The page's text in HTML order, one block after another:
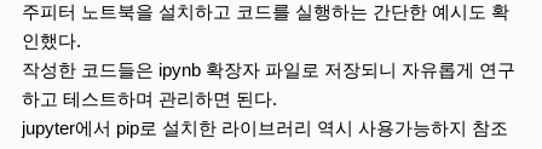
주피터 노트북을 설치하고 코드를 실행하는 간단한 예시도 확
인했다.
작성한 코드들은 ipynb 확장자 파일로 저장되니 자유롭게 연구
하고 테스트하며 관리하면 된다.
jupyter에서 pip로 설치한 라이브러리 역시 사용가능하지 참조